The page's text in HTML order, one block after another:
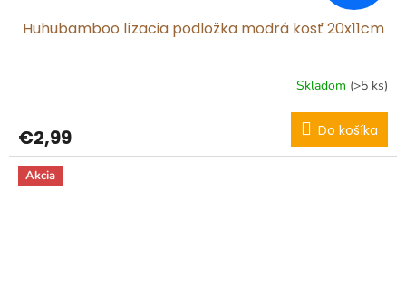
Huhubamboo lízacia podložka modrá kosť 20x11cm
Skladom (>5 ks)
€2,99 Do košíka
Akcia